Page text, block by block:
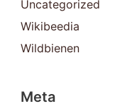
Uncategorized
Wikibeedia
Wildbienen
Meta